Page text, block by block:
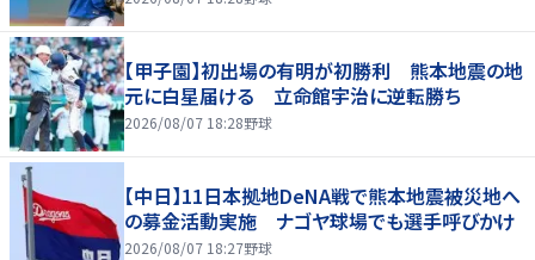
【甲子園】初出場の有明が初勝利 熊本地震の地
元に白星届ける 立命館宇治に逆転勝ち
2026/08/07 18:28野球
【中日】11日本拠地DeNA戦で熊本地震被災地へ
の募金活動実施 ナゴヤ球場でも選手呼びかけ
2026/08/07 18:27野球